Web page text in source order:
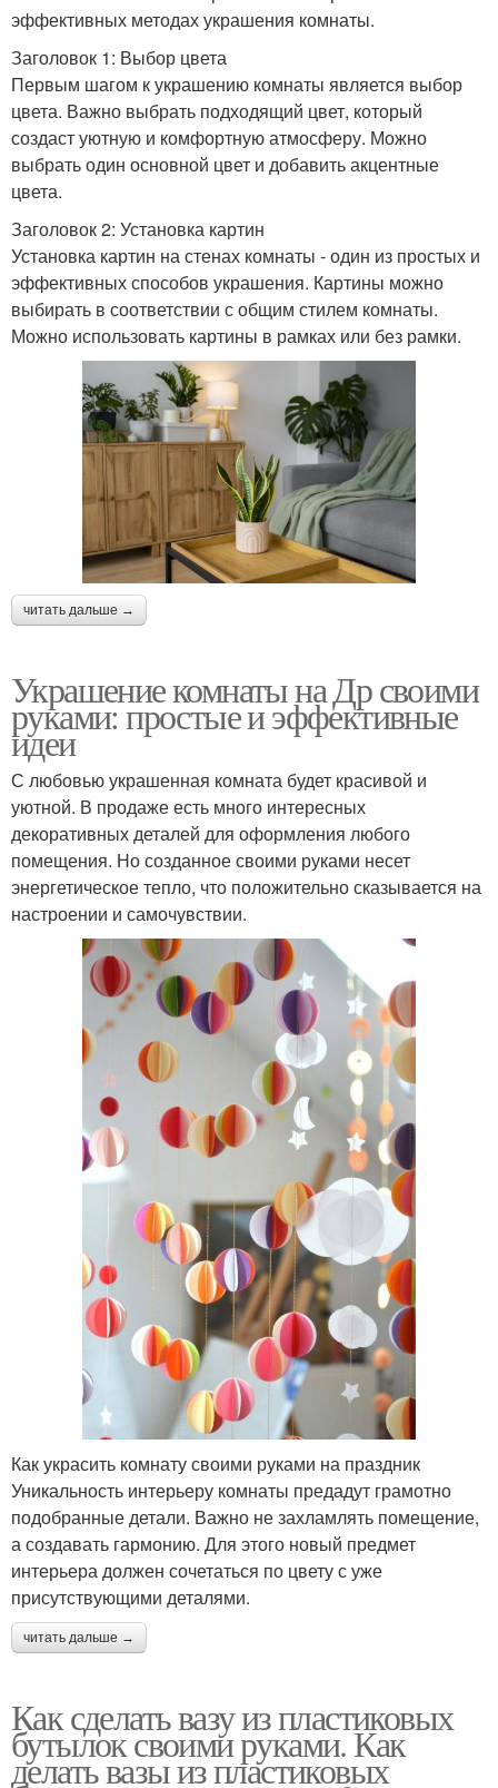
эффективных методах украшения комнаты.
Заголовок 1: Выбор цвета
Первым шагом к украшению комнаты является выбор
цвета. Важно выбрать подходящий цвет, который
создаст уютную и комфортную атмосферу. Можно
выбрать один основной цвет и добавить акцентные
цвета.
Заголовок 2: Установка картин
Установка картин на стенах комнаты - один из простых и
эффективных способов украшения. Картины можно
выбирать в соответствии с общим стилем комнаты.
Можно использовать картины в рамках или без рамки.
читать дальше →
Украшение комнаты на Др своими
руками: простые и эффективные
идеи
С любовью украшенная комната будет красивой и
уютной. В продаже есть много интересных
декоративных деталей для оформления любого
помещения. Но созданное своими руками несет
энергетическое тепло, что положительно сказывается на
настроении и самочувствии.
Как украсить комнату своими руками на праздник
Уникальность интерьеру комнаты предадут грамотно
подобранные детали. Важно не захламлять помещение,
а создавать гармонию. Для этого новый предмет
интерьера должен сочетаться по цвету с уже
присутствующими деталями.
читать дальше →
Как сделать вазу из пластиковых
бутылок своими руками. Как
делать вазы из пластиковых